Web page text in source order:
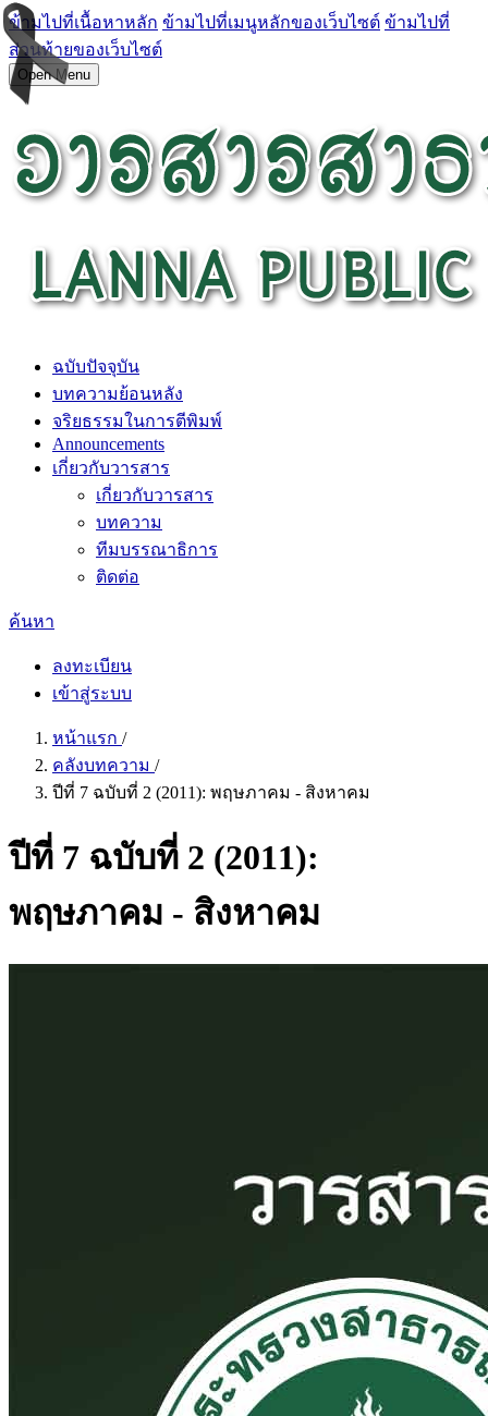
ข้ามไปที่เนื้อหาหลัก ข้ามไปที่เมนูหลักของเว็บไซต์ ข้ามไปที่
ส่วนท้ายของเว็บไซต์
Open Menu
ฉบับปัจจุบัน
บทความย้อนหลัง
จริยธรรมในการตีพิมพ์
Announcements
เกี่ยวกับวารสาร
เกี่ยวกับวารสาร
บทความ
ทีมบรรณาธิการ
ติดต่อ
ค้นหา
ลงทะเบียน
เข้าสู่ระบบ
หน้าแรก /
คลังบทความ /
ปีที่ 7 ฉบับที่ 2 (2011): พฤษภาคม - สิงหาคม
ปีที่ 7 ฉบับที่ 2 (2011):
พฤษภาคม - สิงหาคม